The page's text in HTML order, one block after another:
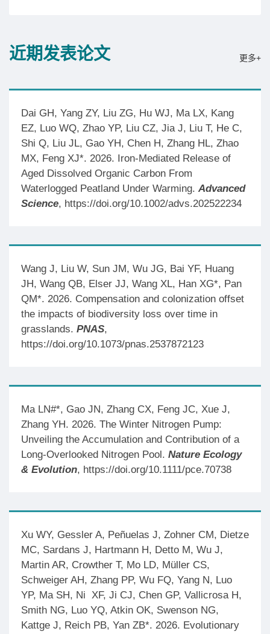
近期发表论文 更多+
Dai GH, Yang ZY, Liu ZG, Hu WJ, Ma LX, Kang
EZ, Luo WQ, Zhao YP, Liu CZ, Jia J, Liu T, He C,
Shi Q, Liu JL, Gao YH, Chen H, Zhang HL, Zhao
MX, Feng XJ*. 2026. Iron-Mediated Release of
Aged Dissolved Organic Carbon From
Waterlogged Peatland Under Warming. Advanced
Science, https://doi.org/10.1002/advs.202522234
Wang J, Liu W, Sun JM, Wu JG, Bai YF, Huang
JH, Wang QB, Elser JJ, Wang XL, Han XG*, Pan
QM*. 2026. Compensation and colonization offset
the impacts of biodiversity loss over time in
grasslands. PNAS,
https://doi.org/10.1073/pnas.2537872123
Ma LN#*, Gao JN, Zhang CX, Feng JC, Xue J,
Zhang YH. 2026. The Winter Nitrogen Pump:
Unveiling the Accumulation and Contribution of a
Long-Overlooked Nitrogen Pool. Nature Ecology
& Evolution, https://doi.org/10.1111/pce.70738
Xu WY, Gessler A, Peñuelas J, Zohner CM, Dietze
MC, Sardans J, Hartmann H, Detto M, Wu J,
Martin AR, Crowther T, Mo LD, Müller CS,
Schweiger AH, Zhang PP, Wu FQ, Yang N, Luo
YP, Ma SH, Ni XF, Ji CJ, Chen GP, Vallicrosa H,
Smith NG, Luo YQ, Atkin OK, Swenson NG,
Kattge J, Reich PB, Yan ZB*. 2026. Evolutionary